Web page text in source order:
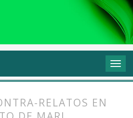
2 Núm. 1 (2014): Transformar y sentir
RELATOS EN